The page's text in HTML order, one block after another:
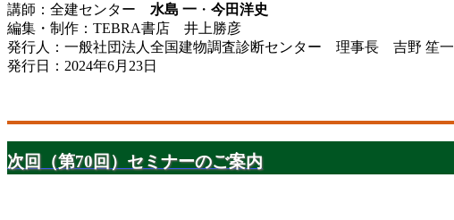
講師：全建センター 水島 一 ・ 今田洋史
編集・制作：TEBRA書店 井上勝彦
発行人：一般社団法人全国建物調査診断センター 理事長 吉野 笙一
発行日：2024年6月23日
次回（第70回）セミナーのご案内